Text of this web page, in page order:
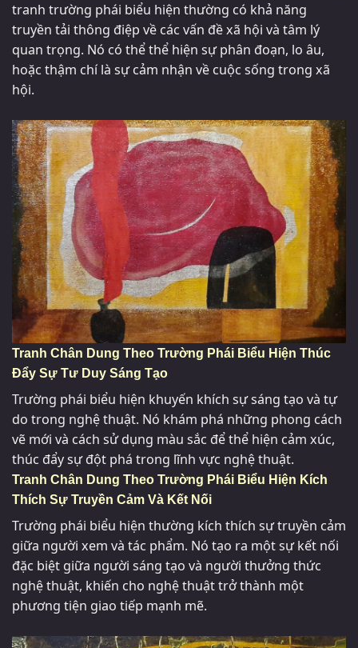
tranh trường phái biểu hiện thường có khả năng
truyền tải thông điệp về các vấn đề xã hội và tâm lý
quan trọng. Nó có thể thể hiện sự phân đoạn, lo âu,
hoặc thậm chí là sự cảm nhận về cuộc sống trong xã
hội.
Tranh Chân Dung Theo Trường Phái Biểu Hiện Thúc
Đẩy Sự Tư Duy Sáng Tạo
Trường phái biểu hiện khuyến khích sự sáng tạo và tự
do trong nghệ thuật. Nó khám phá những phong cách
vẽ mới và cách sử dụng màu sắc để thể hiện cảm xúc,
thúc đẩy sự đột phá trong lĩnh vực nghệ thuật.
Tranh Chân Dung Theo Trường Phái Biểu Hiện Kích
Thích Sự Truyền Cảm Và Kết Nối
Trường phái biểu hiện thường kích thích sự truyền cảm
giữa người xem và tác phẩm. Nó tạo ra một sự kết nối
đặc biệt giữa người sáng tạo và người thưởng thức
nghệ thuật, khiến cho nghệ thuật trở thành một
phương tiện giao tiếp mạnh mẽ.